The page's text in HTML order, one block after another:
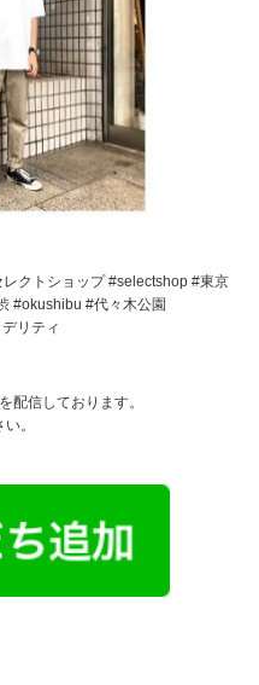
クトショップ #selectshop #東京
#okushibu #代々木公園
リティ
配信しております。
。